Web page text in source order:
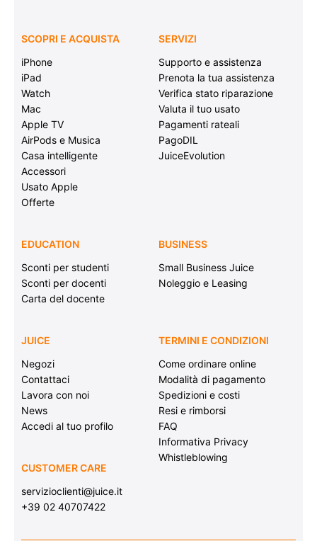
SCOPRI E ACQUISTA
iPhone
iPad
Watch
Mac
Apple TV
AirPods e Musica
Casa intelligente
Accessori
Usato Apple
Offerte
SERVIZI
Supporto e assistenza
Prenota la tua assistenza
Verifica stato riparazione
Valuta il tuo usato
Pagamenti rateali
PagoDIL
JuiceEvolution
EDUCATION
Sconti per studenti
Sconti per docenti
Carta del docente
BUSINESS
Small Business Juice
Noleggio e Leasing
JUICE
Negozi
Contattaci
Lavora con noi
News
Accedi al tuo profilo
CUSTOMER CARE
servizioclienti@juice.it
+39 02 40707422
TERMINI E CONDIZIONI
Come ordinare online
Modalità di pagamento
Spedizioni e costi
Resi e rimborsi
FAQ
Informativa Privacy
Whistleblowing